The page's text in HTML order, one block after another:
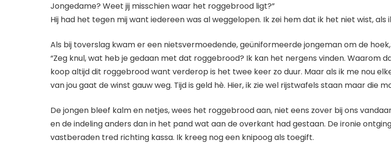
Jongedame? Weet jij misschien waar het roggebrood ligt?”
Hij had het tegen mij want iedereen was al weggelopen. Ik zei hem dat ik het niet wist, als
Als bij toverslag kwam er een nietsvermoedende, geüniformeerde jongeman om de
“Zeg knul, wat heb je gedaan met dat roggebrood? Ik kan het nergens vinden. Waarom
koop altijd dit roggebrood want verderop is het twee keer zo duur. Maar als ik me nou
van jou gaat de winst gauw weg. Tijd is geld hè. Hier, ik zie wel rijstwafels staan maar die
De jongen bleef kalm en netjes, wees het roggebrood aan, niet eens zover bij ons
en de indeling anders dan in het pand wat aan de overkant had gestaan. De ironie
vastberaden tred richting kassa. Ik kreeg nog een knipoog als toegift.